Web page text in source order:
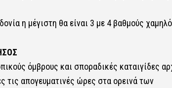
η μέγιστη θα είναι 3 με 4 βαθμούς
όμβρους και σποραδικές καταιγίδες
τις απογευματινές ώρες στα ορεινά των